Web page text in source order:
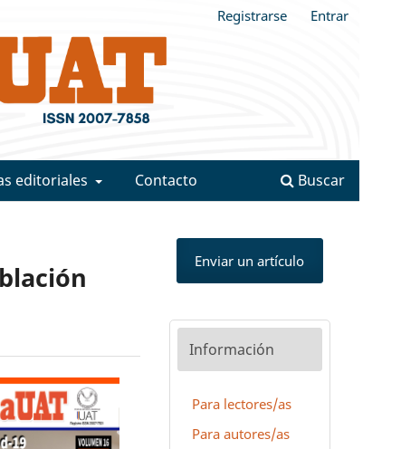
editoriales Contacto Buscar
Registrarse Entrar
Enviar un artículo
Información
Para lectores/as
Para autores/as